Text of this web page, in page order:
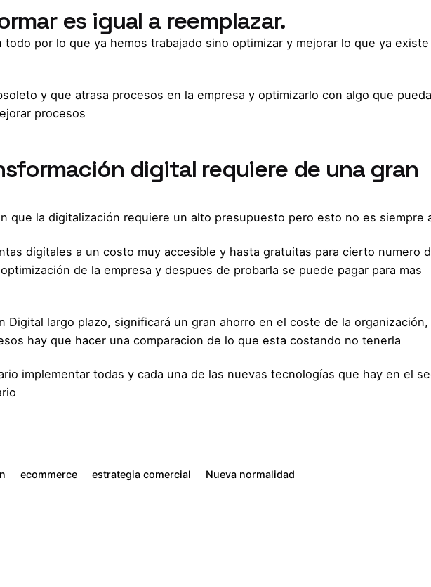
es igual a reemplazar.
todo por lo que ya hemos trabajado sino optimizar y mejorar lo que ya
y que atrasa procesos en la empresa y optimizarlo con algo que pueda
procesos
digital requiere de una gran
que la digitalización requiere un alto presupuesto pero esto no es siempre
digitales a un costo muy accesible y hasta gratuitas para cierto numero
de la empresa y despues de probarla se puede pagar para mas
Digital largo plazo, significará un gran ahorro en el coste de la
hay que hacer una comparacion de lo que esta costando no tenerla
implementar todas y cada una de las nuevas tecnologías que hay en el
ecommerce estrategia comercial Nueva normalidad